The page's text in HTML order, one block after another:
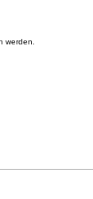
werden.